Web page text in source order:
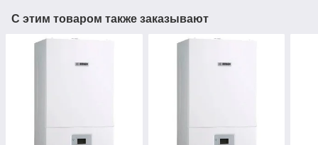
С этим товаром также заказывают